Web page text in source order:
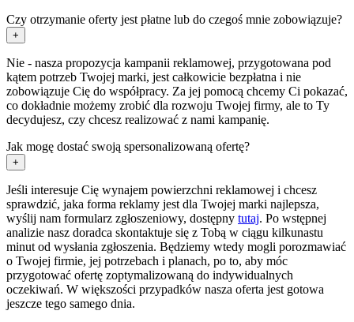
Czy otrzymanie oferty jest płatne lub do czegoś mnie zobowiązuje?
+
Nie - nasza propozycja kampanii reklamowej, przygotowana pod
kątem potrzeb Twojej marki, jest całkowicie bezpłatna i nie
zobowiązuje Cię do współpracy. Za jej pomocą chcemy Ci pokazać,
co dokładnie możemy zrobić dla rozwoju Twojej firmy, ale to Ty
decydujesz, czy chcesz realizować z nami kampanię.
Jak mogę dostać swoją spersonalizowaną ofertę?
+
Jeśli interesuje Cię wynajem powierzchni reklamowej i chcesz
sprawdzić, jaka forma reklamy jest dla Twojej marki najlepsza,
wyślij nam formularz zgłoszeniowy, dostępny tutaj. Po wstępnej
analizie nasz doradca skontaktuje się z Tobą w ciągu kilkunastu
minut od wysłania zgłoszenia. Będziemy wtedy mogli porozmawiać
o Twojej firmie, jej potrzebach i planach, po to, aby móc
przygotować ofertę zoptymalizowaną do indywidualnych
oczekiwań. W większości przypadków nasza oferta jest gotowa
jeszcze tego samego dnia.